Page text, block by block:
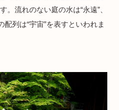
。流れのない庭の水は“永遠”、
配列は“宇宙”を表すといわれま